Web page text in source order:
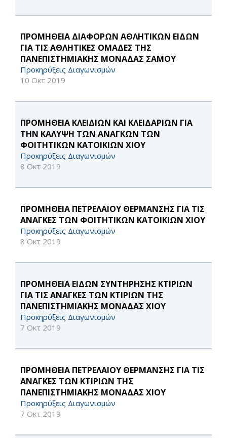
ΠΡΟΜΗΘΕΙΑ ΔΙΑΦΟΡΩΝ ΑΘΛΗΤΙΚΩΝ ΕΙΔΩΝ
ΓΙΑ ΤΙΣ ΑΘΛΗΤΙΚΕΣ ΟΜΑΔΕΣ ΤΗΣ
ΠΑΝΕΠΙΣΤΗΜΙΑΚΗΣ ΜΟΝΑΔΑΣ ΣΑΜΟΥ
Προκηρύξεις Διαγωνισμών
10 Οκτ 2019
ΠΡΟΜΗΘΕΙΑ ΚΛΕΙΔΙΩΝ ΚΑΙ ΚΛΕΙΔΑΡΙΩΝ ΓΙΑ
ΤΗΝ ΚΑΛΥΨΗ ΤΩΝ ΑΝΑΓΚΩΝ ΤΩΝ
ΦΟΙΤΗΤΙΚΩΝ ΚΑΤΟΙΚΙΩΝ ΧΙΟΥ
Προκηρύξεις Διαγωνισμών
8 Οκτ 2019
ΠΡΟΜΗΘΕΙΑ ΠΕΤΡΕΛΑΙΟΥ ΘΕΡΜΑΝΣΗΣ ΓΙΑ ΤΙΣ
ΑΝΑΓΚΕΣ ΤΩΝ ΦΟΙΤΗΤΙΚΩΝ ΚΑΤΟΙΚΙΩΝ ΧΙΟΥ
Προκηρύξεις Διαγωνισμών
8 Οκτ 2019
ΠΡΟΜΗΘΕΙΑ ΕΙΔΩΝ ΣΥΝΤΗΡΗΣΗΣ ΚΤΙΡΙΩΝ
ΓΙΑ ΤΙΣ ΑΝΑΓΚΕΣ ΤΩΝ ΚΤΙΡΙΩΝ ΤΗΣ
ΠΑΝΕΠΙΣΤΗΜΙΑΚΗΣ ΜΟΝΑΔΑΣ ΧΙΟΥ
Προκηρύξεις Διαγωνισμών
7 Οκτ 2019
ΠΡΟΜΗΘΕΙΑ ΠΕΤΡΕΛΑΙΟΥ ΘΕΡΜΑΝΣΗΣ ΓΙΑ ΤΙΣ
ΑΝΑΓΚΕΣ ΤΩΝ ΚΤΙΡΙΩΝ ΤΗΣ
ΠΑΝΕΠΙΣΤΗΜΙΑΚΗΣ ΜΟΝΑΔΑΣ ΧΙΟΥ
Προκηρύξεις Διαγωνισμών
7 Οκτ 2019